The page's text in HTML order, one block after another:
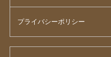
プライバシーポリシー